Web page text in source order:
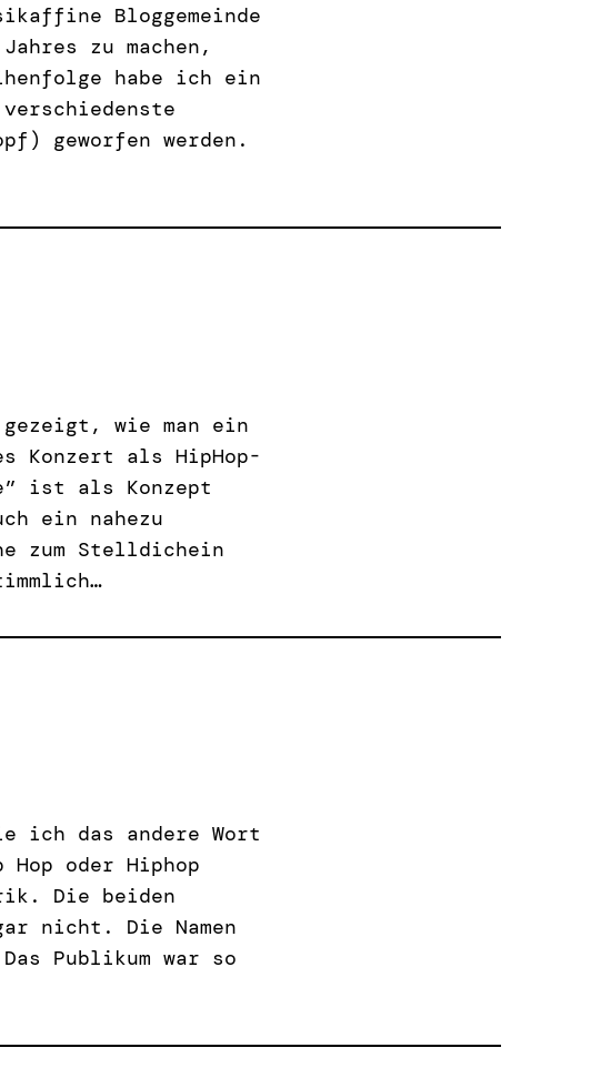
Bloggemeinde
zu machen,
habe ich ein
geworfen werden.
gezeigt, wie man ein
Konzert als HipHop-
ist als Konzept
ein nahezu
zum Stelldichein
ich das andere Wort
oder Hiphop
Die beiden
nicht. Die Namen
Publikum war so